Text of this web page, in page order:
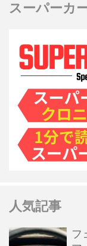
スーパーカ
人気記事
フ